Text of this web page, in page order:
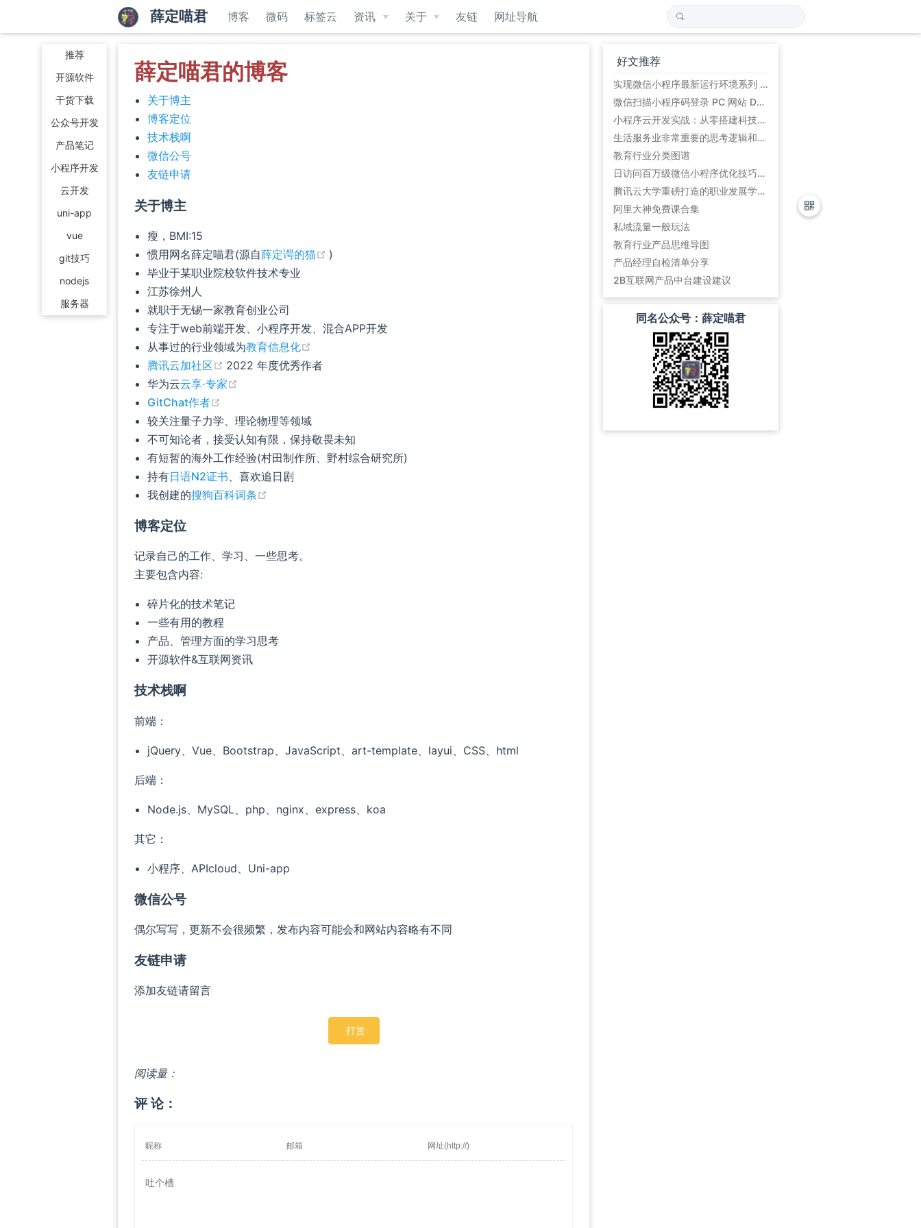
推荐
开源软件
干货下载
公众号开发
产品笔记
小程序开发
云开发
uni-app
vue
git技巧
nodejs
服务器
薛定喵君 博客 微码 标签云 资讯 关于 友链 网址导航
薛定喵君的博客
关于博主
博客定位
技术栈啊
微信公号
友链申请
关于博主
瘦，BMI:15
惯用网名薛定喵君(源自薛定谔的猫 (opens new window)
)
毕业于某职业院校软件技术专业
江苏徐州人
就职于无锡一家教育创业公司
专注于web前端开发、小程序开发、混合APP开发
从事过的行业领域为教育信息化
腾讯云加社区
(opens new window)
2022 年度优秀作者
华为云云享·专家
GitChat作者
较关注量子力学、理论物理等领域
不可知论者，接受认知有限，保持敬畏未知
有短暂的海外工作经验(村田制作所、野村综合研究所)
持有日语N2证书 、喜欢追日剧
我创建的搜狗百科词条
博客定位
记录自己的工作、学习、一些思考。
主要包含内容:
碎片化的技术笔记
一些有用的教程
产品、管理方面的学习思考
开源软件&互联网资讯
技术栈啊
前端：
jQuery、Vue、Bootstrap、JavaScript、art-template、layui、CSS、html
后端：
Node.js、MySQL、php、nginx、express、koa
其它：
小程序、APIcloud、Uni-app
微信公号
偶尔写写，更新不会很频繁，发布内容可能会和网站内容略有不同
友链申请
添加友链请留言
打赏
阅读量：
评 论：
好文推荐
实现微信小程序最新运行环境系列 (初始篇)
微信扫描小程序码登录 PC 网站 Demo
小程序云开发实战：从零搭建科技爱好者周刊小程序
生活服务业非常重要的思考逻辑和方法论:平台的5道坎
教育行业分类图谱
日访问百万级微信小程序优化技巧总结
腾讯云大学重磅打造的职业发展学习路径
阿里大神免费课合集
私域流量一般玩法
教育行业产品思维导图
产品经理自检清单分享
2B互联网产品中台建设建议
同名公众号：薛定喵君